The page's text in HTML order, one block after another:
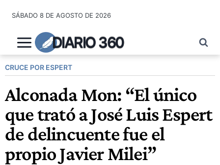
contenido
SÁBADO 8 DE AGOSTO DE 2026
DIARIO 360
CRUCE POR ESPERT
Alconada Mon: “El único
que trató a José Luis Espert
de delincuente fue el
propio Javier Milei”